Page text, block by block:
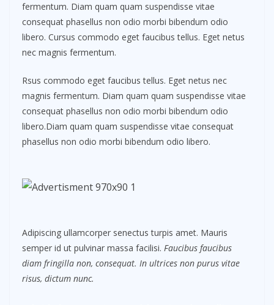
fermentum. Diam quam quam suspendisse vitae
consequat phasellus non odio morbi bibendum odio
libero. Cursus commodo eget faucibus tellus. Eget netus
nec magnis fermentum.
Rsus commodo eget faucibus tellus. Eget netus nec
magnis fermentum. Diam quam quam suspendisse vitae
consequat phasellus non odio morbi bibendum odio
libero.Diam quam quam suspendisse vitae consequat
phasellus non odio morbi bibendum odio libero.
Adipiscing ullamcorper senectus turpis amet. Mauris
semper id ut pulvinar massa facilisi. Faucibus faucibus
diam fringilla non, consequat. In ultrices non purus vitae
risus, dictum nunc.